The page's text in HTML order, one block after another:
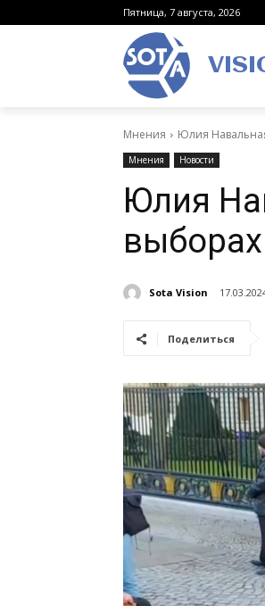
Пятница, 7 августа, 2026
Мнения Юлия
Мнения Новости
Юлия
Sota Vision
Поделиться